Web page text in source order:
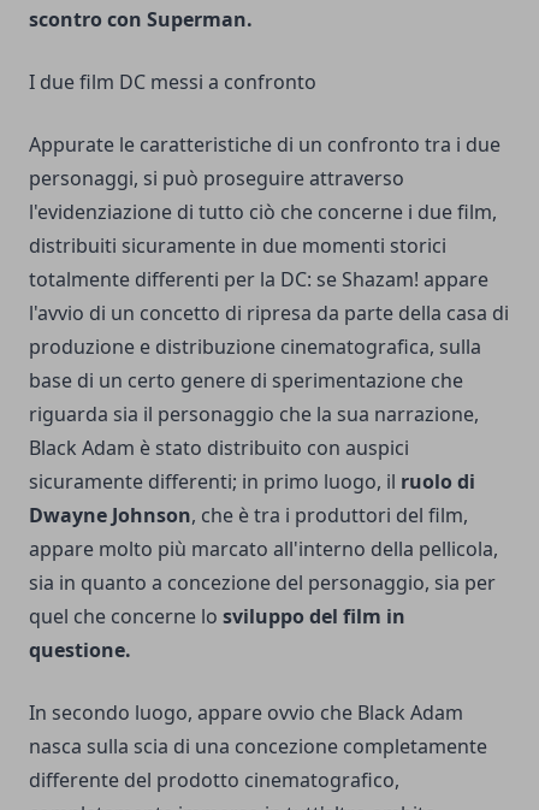
scontro con Superman.
I due film DC messi a confronto
Appurate le caratteristiche di un confronto tra i due
personaggi, si può proseguire attraverso
l'evidenziazione di tutto ciò che concerne i due film,
distribuiti sicuramente in due momenti storici
totalmente differenti per la DC: se Shazam! appare
l'avvio di un concetto di ripresa da parte della casa di
produzione e distribuzione cinematografica, sulla
base di un certo genere di sperimentazione che
riguarda sia il personaggio che la sua narrazione,
Black Adam è stato distribuito con auspici
sicuramente differenti; in primo luogo, il ruolo di
Dwayne Johnson, che è tra i produttori del film,
appare molto più marcato all'interno della pellicola,
sia in quanto a concezione del personaggio, sia per
quel che concerne lo sviluppo del film in
questione.
In secondo luogo, appare ovvio che Black Adam
nasca sulla scia di una concezione completamente
differente del prodotto cinematografico,